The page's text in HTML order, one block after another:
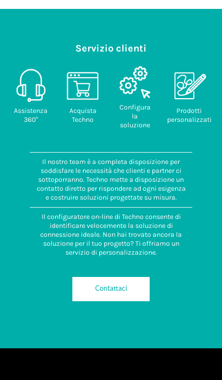
Servizio clienti
Assistenza
360°
Acquista
Techno
Configura
la
soluzione
Prodotti
personalizzati
Il nostro team è a completa disposizione per
soddisfare le necessità che clienti e partner ci
sottoporranno. Techno mette a disposizione un
contatto diretto per rispondere ad ogni esigenza
e costruire soluzioni progettate su misura.
Il configuratore on-line di Techno consente di
identificare velocemente la soluzione di
connessione ideale. Non hai trovato ancora la
soluzione per il tuo progetto? Ti offriamo un
servizio di personalizzazione.
Contattaci